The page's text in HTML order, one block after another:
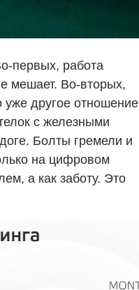
первых, работа
мешает. Во-вторых,
уже другое отношение
с железными
Болты гремели и
на цифровом
а как заботу. Это